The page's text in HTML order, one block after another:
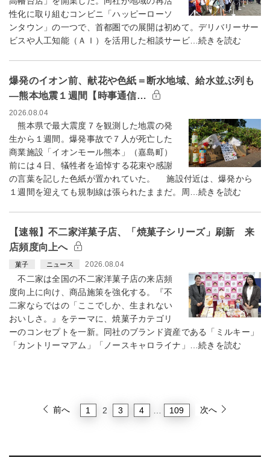
性化に取り組むコンビニ「ハッピーローソ
ンタウン」の一つで、首都圏での展開は初めて。デリバリーサー
ビスや人工知能（ＡＩ）を活用した相談サービ…続きを読む
爆発のイオン前、献花や色紙＝断水地域、給水並ぶ列も
―熊本地震１週間【時事通信…
2026.08.04
熊本県で最大震度７を観測した地震の発
生から１週間。爆発事故で７人が死亡した
商業施設「イオンモール熊本」（嘉島町）
前には４日、犠牲者を追悼する花束や感謝
の言葉を記した色紙が置かれていた。 施設付近は、爆発から
１週間を迎えても規制線は張られたままだ。周…続きを読む
【速報】不二家洋菓子店、「焼菓子シリーズ」刷新 来
店頻度向上へ
菓子 ニュース 2026.08.04
不二家は全国の不二家洋菓子店の来店頻
度向上に向け、商品施策を強化する。『不
二家ならではの「ここでしか、生まれない
おいしさ。』をテーマに、焼菓子カテゴリ
ーのコンセプトを一新。同社のブランド資産である「ミルキー」
「カントリーマアム」「ノースキャロライナ」…続きを読む
前へ 1 2 3 4 109 次へ